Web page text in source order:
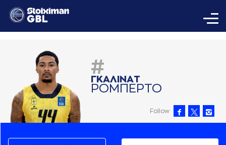
#
ΓΚAΛΙΝAΤ
ΡΟΜΠΕΡΤΟ
Follow